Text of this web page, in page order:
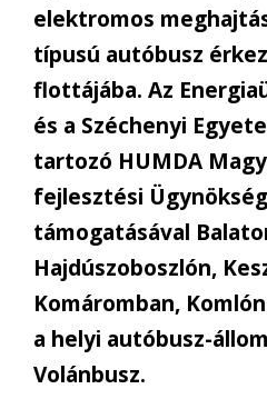
elektromos
típusú autóbusz
flottájába. Az
és a Széchenyi
tartozó HUMDA
fejlesztési
támogatásával
Hajdúszoboszlón,
Komáromban,
a helyi autóbusz-
Volánbusz.